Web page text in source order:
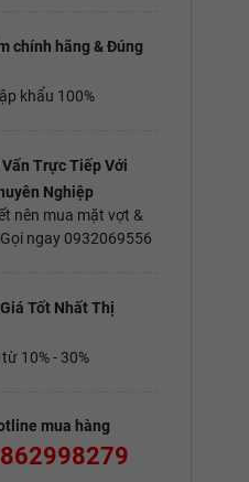
chính hãng & Đúng
khẩu 100%
Trực Tiếp Với
Nghiệp
nên mua mặt vợt &
ngay 0932069556
Tốt Nhất Thị
10% - 30%
mua hàng